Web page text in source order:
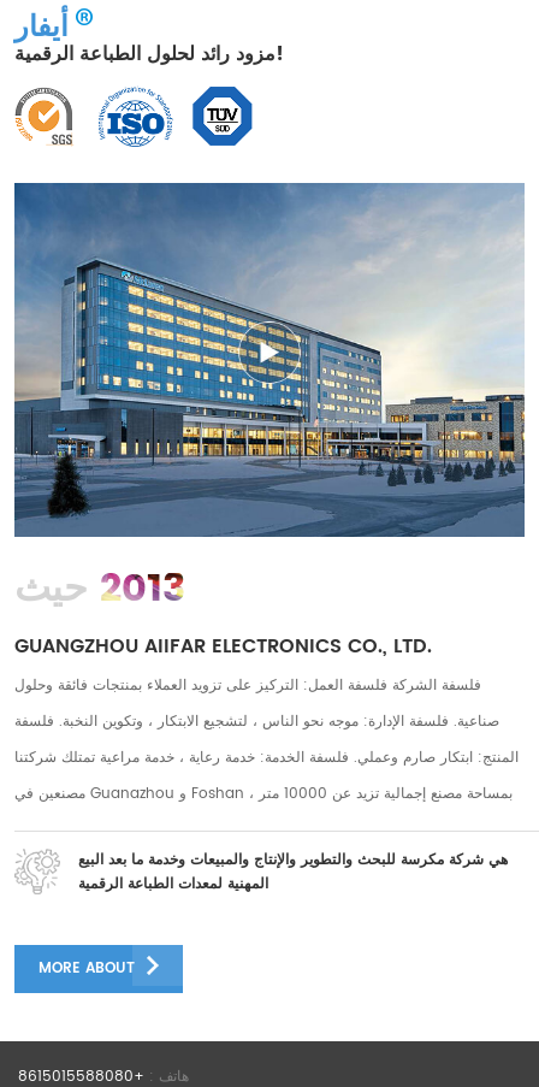
أيفار
مزود رائد لحلول الطباعة الرقمية!
حيث 2013
GUANGZHOU AIIFAR ELECTRONICS CO., LTD.
فلسفة الشركة فلسفة العمل: التركيز على تزويد العملاء بمنتجات فائقة وحلول
صناعية. فلسفة الإدارة: موجه نحو الناس ، لتشجيع الابتكار ، وتكوين النخبة. فلسفة
المنتج: ابتكار صارم وعملي. فلسفة الخدمة: خدمة رعاية ، خدمة مراعية تمتلك شركتنا
مصنعين في Guanazhou و Foshan ، بمساحة مصنع إجمالية تزيد عن 10000 متر
مربع ، ولدينا أكثر من 250 موظفًا على المدى الطويل. يوجد أكثر من 50 فريقًا لما بعد
البيع وأكثر من 30 موظفًا في مجال البحث والتطوير. يتمتع العديد من موظفي ما بعد
البيع بأكثر من 5 سنوات من الخبرة في ما بعد البيع ، ولدى موظفي البحث والتطوير
فريق البحث والتطوير المنتجات الممتازة تأتي من فريق البحث والتطوير الدؤوب
من الفوائد الرائعة إن شركتنا متحمسة للغاية لعرض تقنية طابعة DTF البحثية
المستقلة في APPP EXPO. التقينا بالعديد من المحترفين والخبراء من جميع أنحاء
هي شركة مكرسة للبحث والتطوير والإنتاج والمبيعات وخدمة ما بعد البيع
المهنية لمعدات الطباعة الرقمية
MORE ABOUT
هاتف : +8615015588080